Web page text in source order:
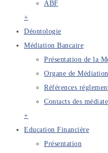
ABF
+
Déontologie
Médiation Bancaire
Présentation de la
Organe de Médiation
Références
Contacts des
+
Education Financière
Présentation